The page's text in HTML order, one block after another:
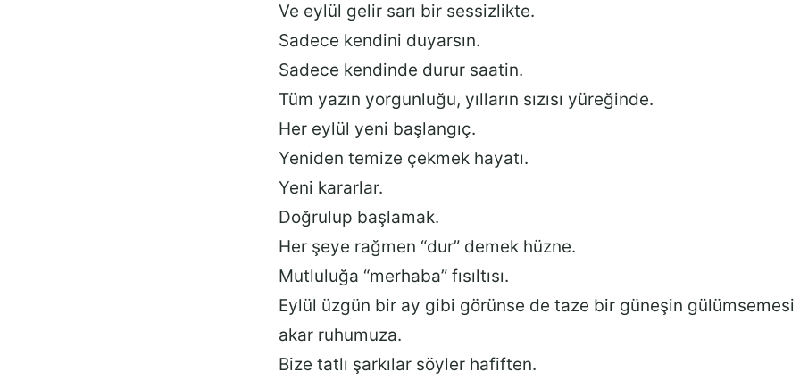
Ve eylül gelir sarı bir sessizlikte.
Sadece kendini duyarsın.
Sadece kendinde durur saatin.
Tüm yazın yorgunluğu, yılların sızısı yüreğinde.
Her eylül yeni başlangıç.
Yeniden temize çekmek hayatı.
Yeni kararlar.
Doğrulup başlamak.
Her şeye rağmen “dur” demek hüzne.
Mutluluğa “merhaba” fısıltısı.
Eylül üzgün bir ay gibi görünse de taze bir güneşin gülümsemesi
akar ruhumuza.
Bize tatlı şarkılar söyler hafiften.